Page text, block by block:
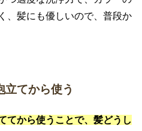
、髪にも優しいので、普段か
てから使う
てから使うことで、髪どうし